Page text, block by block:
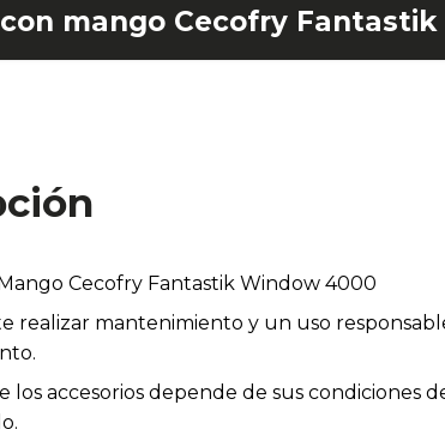
Cecofry Fantastik Window 4000
realizar mantenimiento y un uso
los accesorios depende de sus condiciones